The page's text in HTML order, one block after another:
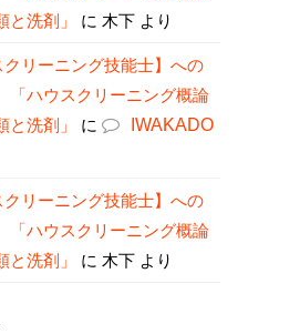
と洗剤」
に 木下 より
クリーニング技能士】への
ハウスクリーニング概論
と洗剤」
に
IWAKADO
クリーニング技能士】への
ハウスクリーニング概論
と洗剤」
に 木下 より